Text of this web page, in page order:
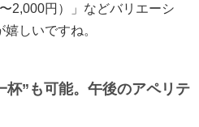
2,000円）」などバリエーシ
しいですね。
杯”も可能。午後のアペリテ